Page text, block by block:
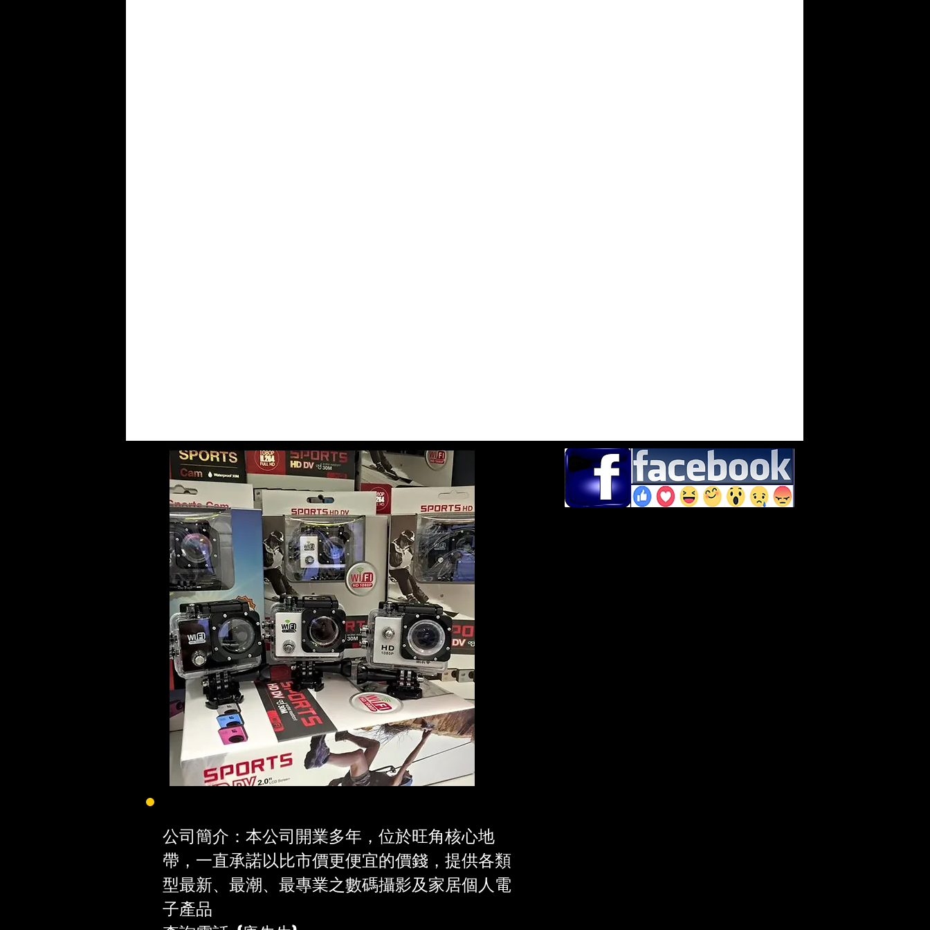
公司簡介：本公司開業多年，位於旺角核心地
帶，一直承諾以比市價更便宜的價錢，提供各類
型最新、最潮、最專業之數碼攝影及家居個人電
子產品